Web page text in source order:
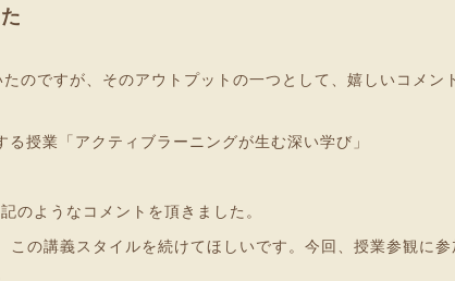
のですが、そのアウトプットの一つとして、嬉しいコメン
授業「アクティブラーニングが生む深い学び」
のようなコメントを頂きました。
の講義スタイルを続けてほしいです。今回、授業参観に参